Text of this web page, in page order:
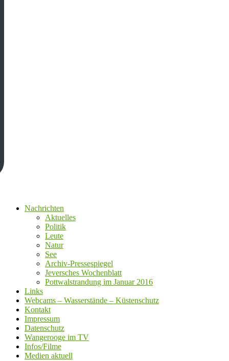
Nachrichten
Aktuelles
Politik
Leute
Natur
See
Archiv-Pressespiegel
Jeversches Wochenblatt
Pottwalstrandung im Januar 2016
Links
Webcams – Wasserstände – Küstenschutz
Kontakt
Impressum
Datenschutz
Wangerooge im TV
Infos/Filme
Medien aktuell